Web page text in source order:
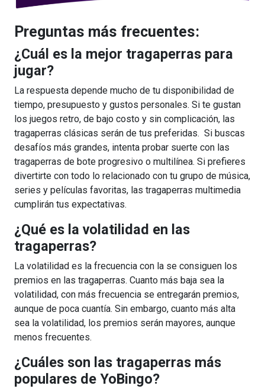
Preguntas más frecuentes:
¿Cuál es la mejor tragaperras para
jugar?
La respuesta depende mucho de tu disponibilidad de
tiempo, presupuesto y gustos personales. Si te gustan
los juegos retro, de bajo costo y sin complicación, las
tragaperras clásicas serán de tus preferidas. Si buscas
desafíos más grandes, intenta probar suerte con las
tragaperras de bote progresivo o multilínea. Si prefieres
divertirte con todo lo relacionado con tu grupo de música,
series y películas favoritas, las tragaperras multimedia
cumplirán tus expectativas.
¿Qué es la volatilidad en las
tragaperras?
La volatilidad es la frecuencia con la se consiguen los
premios en las tragaperras. Cuanto más baja sea la
volatilidad, con más frecuencia se entregarán premios,
aunque de poca cuantía. Sin embargo, cuanto más alta
sea la volatilidad, los premios serán mayores, aunque
menos frecuentes.
¿Cuáles son las tragaperras más
populares de YoBingo?